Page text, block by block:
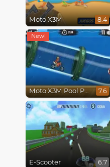
Moto X3M 8.4
Moto X3M Pool Party 7.6
E-Scooter 6.7